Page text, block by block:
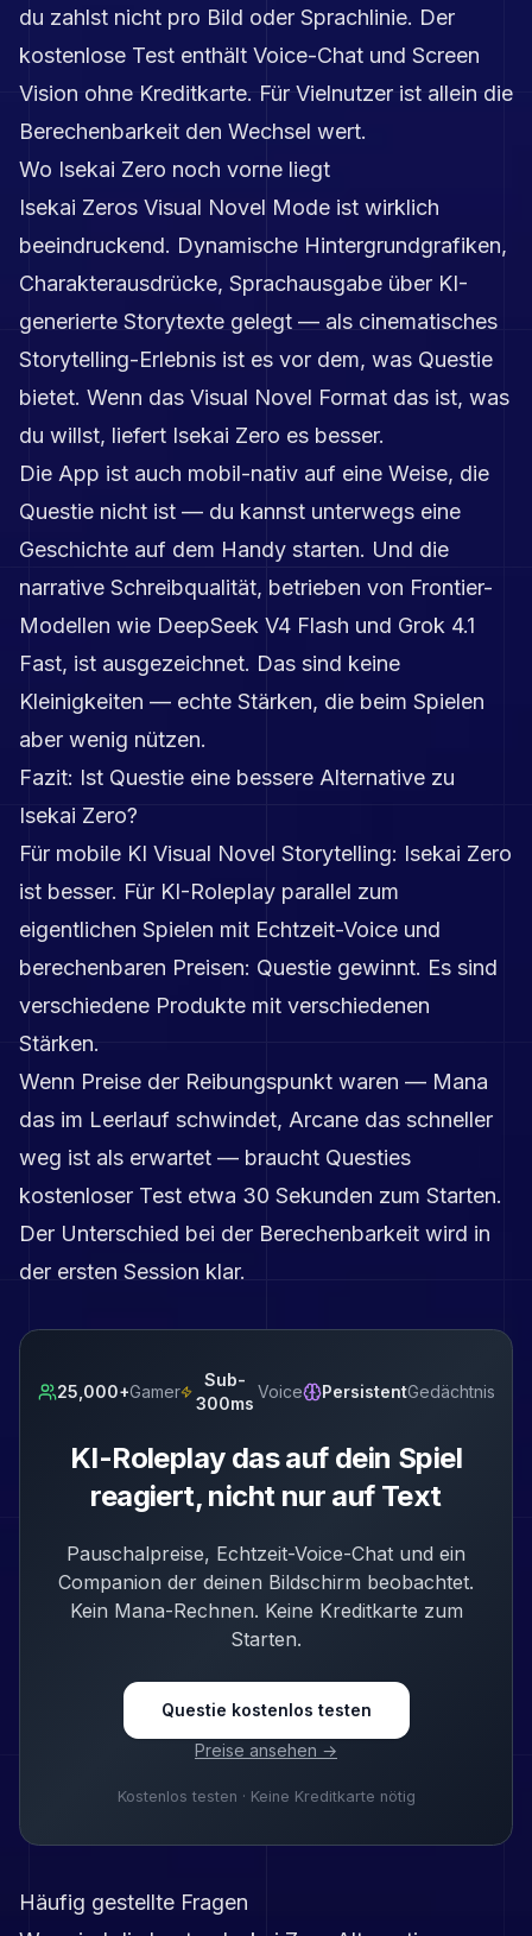
du zahlst nicht pro Bild oder Sprachlinie. Der
kostenlose Test enthält Voice-Chat und Screen
Vision ohne Kreditkarte. Für Vielnutzer ist allein die
Berechenbarkeit den Wechsel wert.
Wo Isekai Zero noch vorne liegt
Isekai Zeros Visual Novel Mode ist wirklich
beeindruckend. Dynamische Hintergrundgrafiken,
Charakterausdrücke, Sprachausgabe über KI-
generierte Storytexte gelegt — als cinematisches
Storytelling-Erlebnis ist es vor dem, was Questie
bietet. Wenn das Visual Novel Format das ist, was
du willst, liefert Isekai Zero es besser.
Die App ist auch mobil-nativ auf eine Weise, die
Questie nicht ist — du kannst unterwegs eine
Geschichte auf dem Handy starten. Und die
narrative Schreibqualität, betrieben von Frontier-
Modellen wie DeepSeek V4 Flash und Grok 4.1
Fast, ist ausgezeichnet. Das sind keine
Kleinigkeiten — echte Stärken, die beim Spielen
aber wenig nützen.
Fazit: Ist Questie eine bessere Alternative zu
Isekai Zero?
Für mobile KI Visual Novel Storytelling: Isekai Zero
ist besser. Für KI-Roleplay parallel zum
eigentlichen Spielen mit Echtzeit-Voice und
berechenbaren Preisen: Questie gewinnt. Es sind
verschiedene Produkte mit verschiedenen
Stärken.
Wenn Preise der Reibungspunkt waren — Mana
das im Leerlauf schwindet, Arcane das schneller
weg ist als erwartet — braucht Questies
kostenloser Test etwa 30 Sekunden zum Starten.
Der Unterschied bei der Berechenbarkeit wird in
der ersten Session klar.
25,000+Gamer
Sub-
300ms
Voice PersistentGedächtnis
KI-Roleplay das auf dein Spiel
reagiert, nicht nur auf Text
Pauschalpreise, Echtzeit-Voice-Chat und ein
Companion der deinen Bildschirm beobachtet.
Kein Mana-Rechnen. Keine Kreditkarte zum
Starten.
Questie kostenlos testen
Preise ansehen →
Kostenlos testen · Keine Kreditkarte nötig
Häufig gestellte Fragen